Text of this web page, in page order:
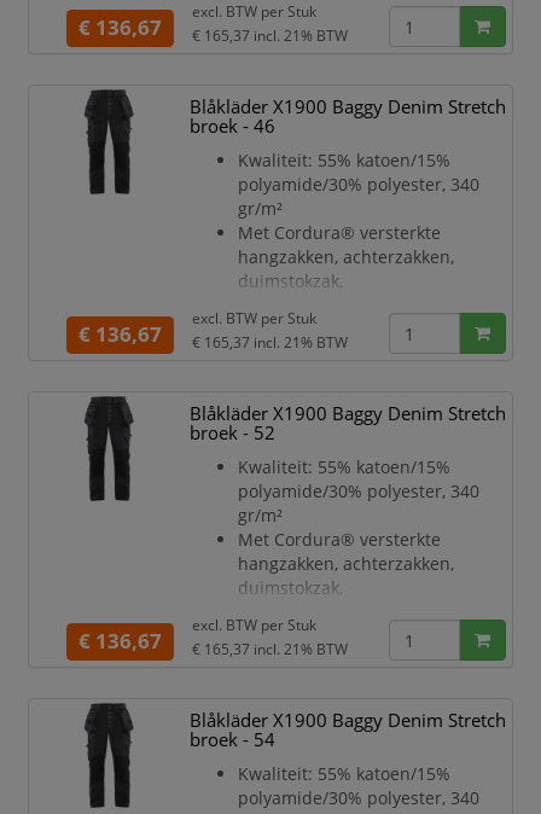
Gulp met knopen
Brede lussen achteraan en aan
klittenband
aan de zijden voor hamerhouder
Meshouder met knoop
D-ring in de zoom
Achterzak met plooi, beenzak met
rits en voorzakken met rits
Kniebeschermers zakken in twee
hoogtes verstelbaa
€ 136,67
excl. BTW per Stuk
€ 165,37 incl. 21% BTW
Blåkläder X1900 Baggy Denim Stretch
broek - 46
Kwaliteit: 55% katoen/15%
polyamide/30% polyester, 340
gr/m²
Met Cordura® versterkte
hangzakken, achterzakken,
duimstokzak,
Gulp met knopen
Brede lussen achteraan en aan
klittenband
aan de zijden voor hamerhouder
Meshouder met knoop
D-ring in de zoom
Achterzak met plooi, beenzak met
rits en voorzakken met rits
Kniebeschermers zakken in twee
hoogtes verstelbaa
€ 136,67
excl. BTW per Stuk
€ 165,37 incl. 21% BTW
Blåkläder X1900 Baggy Denim Stretch
broek - 52
Kwaliteit: 55% katoen/15%
polyamide/30% polyester, 340
gr/m²
Met Cordura® versterkte
hangzakken, achterzakken,
duimstokzak,
Gulp met knopen
Brede lussen achteraan en aan
klittenband
aan de zijden voor hamerhouder
Meshouder met knoop
D-ring in de zoom
€ 136,67
excl. BTW per Stuk
€ 165,37 incl. 21% BTW
Blåkläder X1900 Baggy Denim Stretch
broek - 54
Kwaliteit: 55% katoen/15%
polyamide/30% polyester, 340